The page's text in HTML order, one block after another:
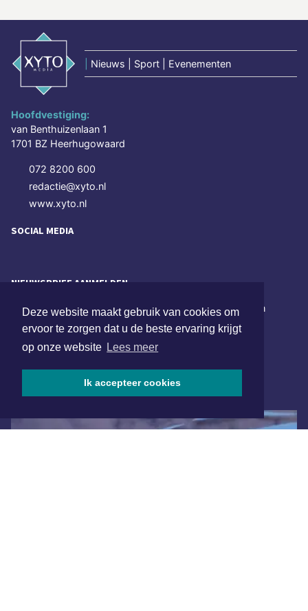
Deze website maakt gebruik van cookies om
ervoor te zorgen dat u de beste ervaring krijgt
op onze website Lees meer
Ik accepteer cookies
Nieuws | Sport | Evenementen
Hoofdvestiging:
van Benthuizenlaan 1
1701 BZ Heerhugowaard
072 8200 600
redactie@xyto.nl
www.xyto.nl
SOCIAL MEDIA
NIEUWSBRIEF AANMELDEN
Schrijf je in voor onze nieuwsbrief en krijg wekelijks een
samenvatting van alle gebeurtenissen uit jouw regio.
Aanmelden